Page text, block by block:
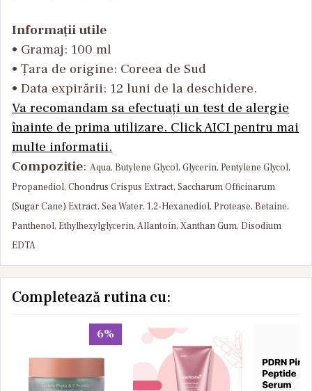
Informații utile
• Gramaj: 100 ml
• Țara de origine: Coreea de Sud
• Data expirării: 12 luni de la deschidere.
Va recomandam sa efectuați un test de alergie
înainte de prima utilizare. Click AICI pentru mai
multe informatii.
Compozitie: Aqua, Butylene Glycol, Glycerin, Pentylene Glycol,
Propanediol, Chondrus Crispus Extract, Saccharum Officinarum
(Sugar Cane) Extract, Sea Water, 1,2-Hexanediol, Protease, Betaine,
Panthenol, Ethylhexylglycerin, Allantoin, Xanthan Gum, Disodium
EDTA
Completează rutina cu:
6%